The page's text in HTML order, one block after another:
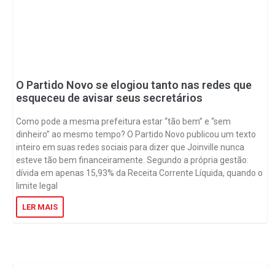
O Partido Novo se elogiou tanto nas redes que
esqueceu de avisar seus secretários
Como pode a mesma prefeitura estar “tão bem” e “sem
dinheiro” ao mesmo tempo? O Partido Novo publicou um texto
inteiro em suas redes sociais para dizer que Joinville nunca
esteve tão bem financeiramente. Segundo a própria gestão:
dívida em apenas 15,93% da Receita Corrente Líquida, quando o
limite legal
LER MAIS